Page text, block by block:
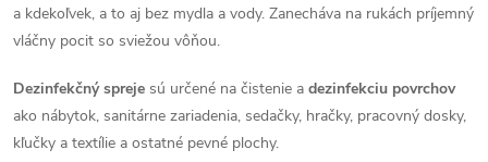
a kdekoľvek, a to aj bez mydla a vody. Zanecháva na rukách príjemný
vláčny pocit so sviežou vôňou.
Dezinfekčný spreje sú určené na čistenie a dezinfekciu povrchov
ako nábytok, sanitárne zariadenia, sedačky, hračky, pracovný dosky,
kľučky a textílie a ostatné pevné plochy.